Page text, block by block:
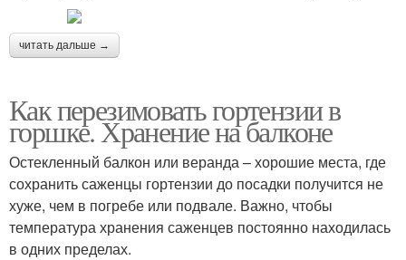
читать дальше →
Как перезимовать гортензии в
горшке. Хранение на балконе
Остекленный балкон или веранда – хорошие места, где
сохранить саженцы гортензии до посадки получится не
хуже, чем в погребе или подвале. Важно, чтобы
температура хранения саженцев постоянно находилась
в одних пределах.